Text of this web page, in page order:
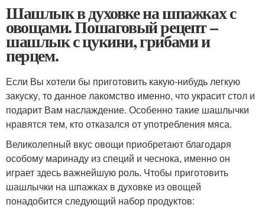
Шашлык в духовке на шпажках с
овощами. Пошаговый рецепт –
шашлык с цукини, грибами и
перцем.
Если Вы хотели бы приготовить какую-нибудь легкую
закуску, то данное лакомство именно, что украсит стол и
подарит Вам наслаждение. Особенно такие шашлычки
нравятся тем, кто отказался от употребления мяса.
Великолепный вкус овощи приобретают благодаря
особому маринаду из специй и чеснока, именно он
играет здесь важнейшую роль. Чтобы приготовить
шашлычки на шпажках в духовке из овощей
понадобится следующий набор продуктов: